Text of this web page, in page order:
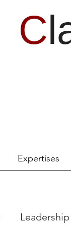
C
Expertises
Leadership